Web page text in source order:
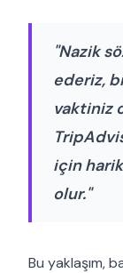
"Nazik
ederiz,
vaktiniz
için
olur."
Bu yaklaşım,